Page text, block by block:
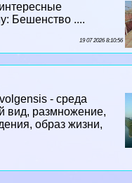
Бешенство ....
19 07 2026 8:10:56
- среда
вид, размножение,
образ жизни,